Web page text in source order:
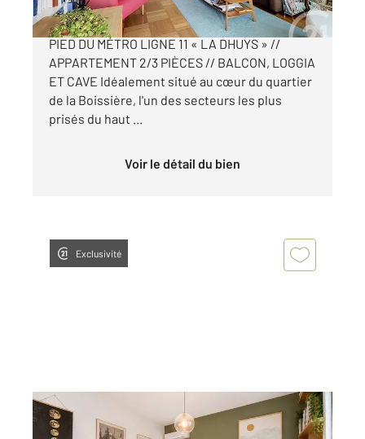
MONTREUIL - QUARTIER BOISSIÈRE // À 3 MIN À
PIED DU MÉTRO LIGNE 11 « LA DHUYS » //
APPARTEMENT 2/3 PIÈCES // BALCON, LOGGIA
ET CAVE Idéalement situé au cœur du quartier
de la Boissière, l'un des secteurs les plus
prisés du haut ...
Voir le détail du bien
Exclusivité
MONTREUIL 93
74,05 m
, 4 pièces